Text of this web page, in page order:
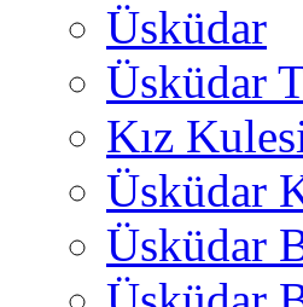
Üsküdar
Üsküdar
Kız
Üsküdar
Üsküdar